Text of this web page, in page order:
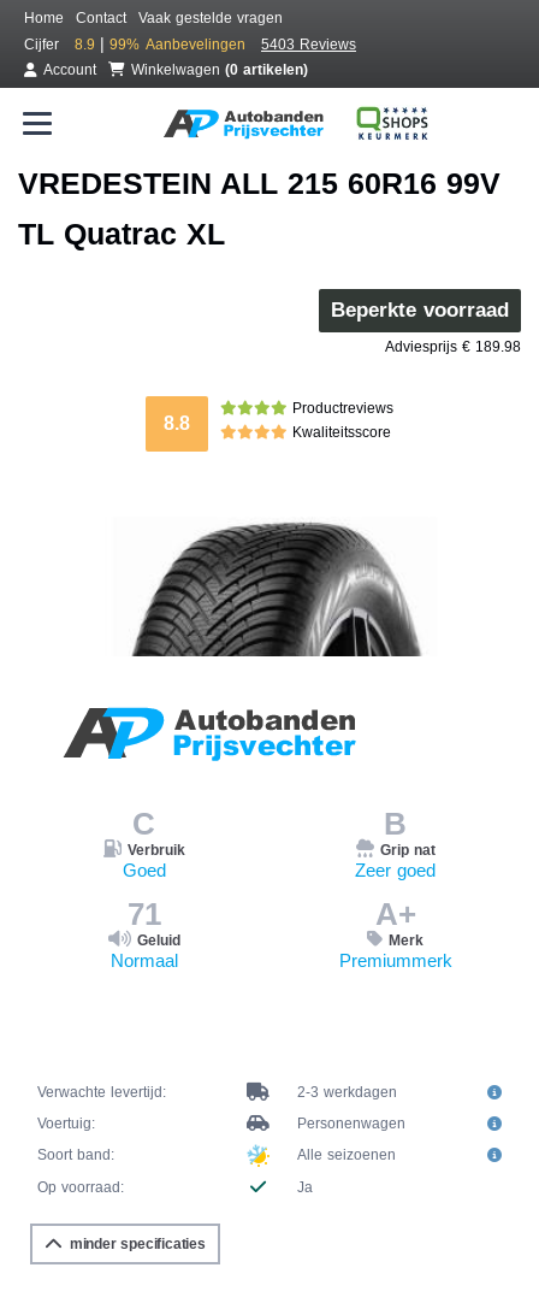
Home Contact
Vaak gestelde vragen
Cijfer
8.9 | 99% Aanbevelingen
5403 Reviews
Account
Winkelwagen (0 artikelen)
VREDESTEIN ALL 215 60R16 99V
TL Quatrac XL
Beperkte voorraad
Adviesprijs € 189.98
8.8
Productreviews
Kwaliteitsscore
C
Verbruik
Goed
B
Grip nat
Zeer goed
71
Geluid
Normaal
A+
Merk
Premiummerk
Verwachte levertijd:
2-3 werkdagen
Voertuig:
Personenwagen
Soort band:
Alle seizoenen
Op voorraad:
Ja
minder specificaties